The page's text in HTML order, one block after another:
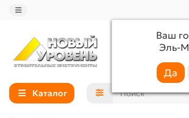
Ваш
Эль-
+7
Каталог